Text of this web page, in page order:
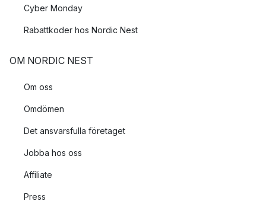
Cyber Monday
Rabattkoder hos Nordic Nest
OM NORDIC NEST
Om oss
Omdömen
Det ansvarsfulla företaget
Jobba hos oss
Affiliate
Press